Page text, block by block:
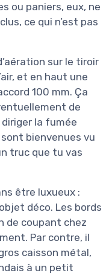
ou paniers, eux, ne
ce qui n’est pas
sur le tiroir
et en haut une
100 mm. Ça
de
la fumée
bienvenues vu
truc que tu vas
être luxueux :
déco. Les bords
de coupant chez
Par contre, il
caisson métal,
à un petit